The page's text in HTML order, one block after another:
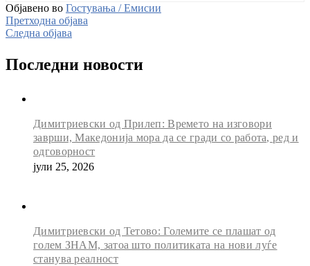
Објавено во Гостувања / Емисии
Претходна објава
Следна објава
Последни новости
Димитриевски од Прилеп: Времето на изговори
заврши, Македонија мора да се гради со работа, ред и
одговорност
јули 25, 2026
Димитриевски од Тетово: Големите се плашат од
голем ЗНАМ, затоа што политиката на нови луѓе
станува реалност